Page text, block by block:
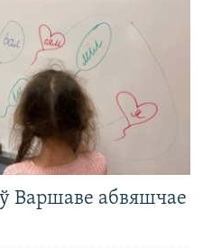
Варшаве абвяшчае